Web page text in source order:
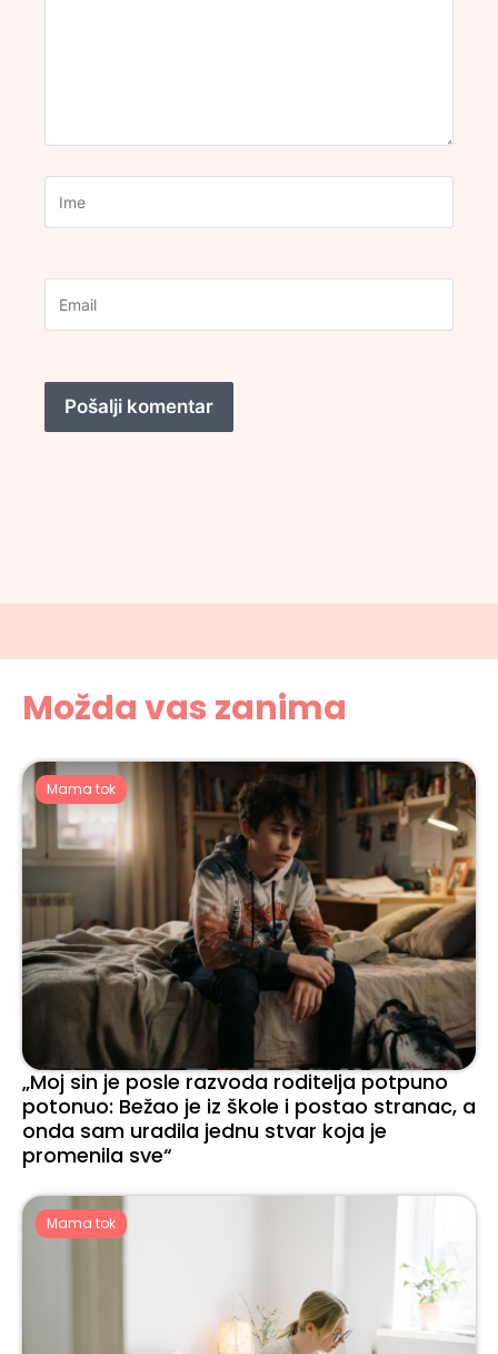
Možda vas zanima
Mama tok
„Moj sin je posle razvoda roditelja potpuno
potonuo: Bežao je iz škole i postao stranac, a
onda sam uradila jednu stvar koja je
promenila sve“
Mama tok